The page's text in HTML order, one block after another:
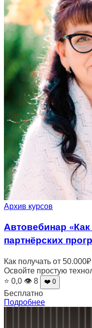
Архив курсов
Автовебинар «Как
партнёрских
Как получать от
Освойте простую
⭐ 0,0 👁 8 ❤️ 0
Бесплатно
Подробнее